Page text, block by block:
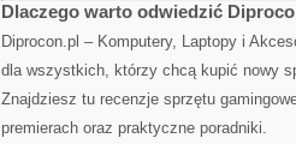
Dlaczego warto odwiedzić
Diprocon.pl – Komputery, Laptopy i
dla wszystkich, którzy chcą kupić nowy
Znajdziesz tu recenzje sprzętu
premierach oraz praktyczne poradniki.